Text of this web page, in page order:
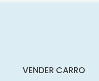
VENDER CARRO